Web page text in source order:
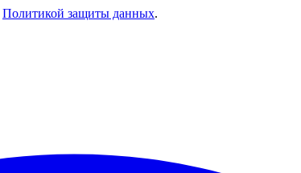
Политикой защиты данных.